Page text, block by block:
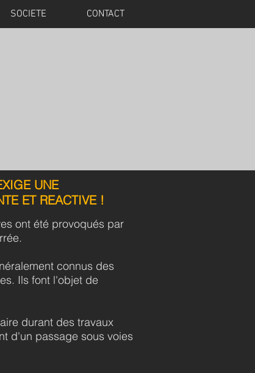
SOCIETE CONTACT
UNE
ET REACTIVE !
ont été provoqués par
connus des
Ils font l'objet de
durant des travaux
d'un passage sous voies